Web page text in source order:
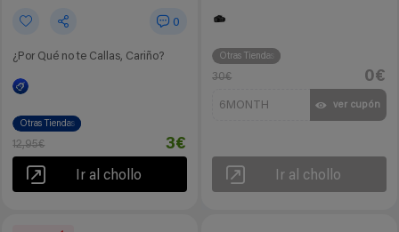
0
¿Por Qué no te Callas, Cariño?
Otras Tiendas
12,95€ 3€
Ir al chollo
Otras Tiendas
30€ 0€
6MONTH ver cupón
Ir al chollo